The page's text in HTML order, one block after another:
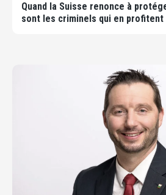
Quand la Suisse renonce à
sont les criminels qui en profitent